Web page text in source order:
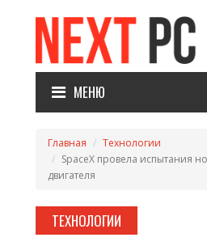
МЕНЮ
Главная
Технологии
SpaceX провела испытания
двигателя
ТЕХНОЛОГИИ